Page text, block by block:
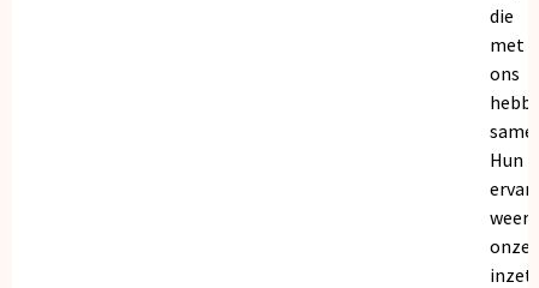
die
met
ons
Hun
onze
inzet